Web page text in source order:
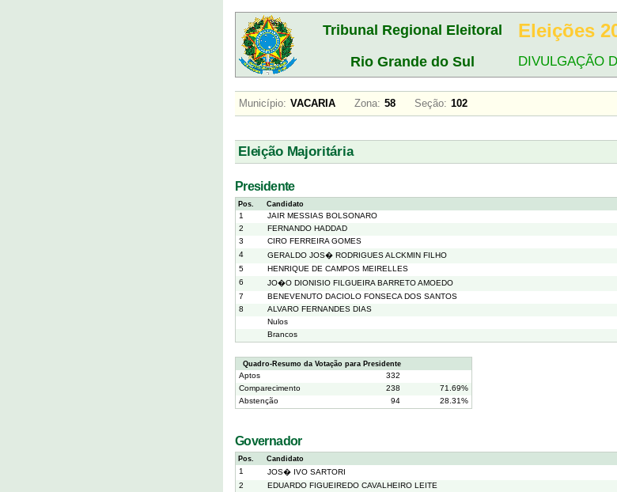
Tribunal Regional Eleitoral Eleições
Rio Grande do Sul DIVULGAÇÃO
Município: VACARIA Zona: 58 Seção: 102
Eleição Majoritária
Presidente
Pos. Candidato
1 JAIR MESSIAS BOLSONARO
2
FERNANDO HADDAD
3
CIRO FERREIRA GOMES
4
GERALDO JOS� RODRIGUES ALCKMIN FILHO
5
HENRIQUE DE CAMPOS MEIRELLES
6
JO�O DIONISIO FILGUEIRA BARRETO AMOEDO
7
BENEVENUTO DACIOLO FONSECA DOS SANTOS
8
ALVARO FERNANDES DIAS
Nulos
Brancos
Quadro-Resumo da Votação para Presidente
Aptos
332
Comparecimento
238
71.69%
Abstenção
94 28.31%
Governador
Pos. Candidato
1 JOS� IVO SARTORI
2
EDUARDO FIGUEIREDO CAVALHEIRO LEITE